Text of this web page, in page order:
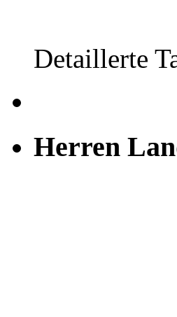
Detaillerte
Herren